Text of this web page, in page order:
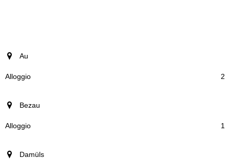
località
Alloggio
Au
2
Bezau
1
Damüls